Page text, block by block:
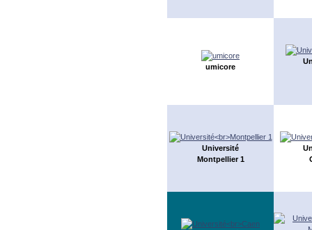
umicore
Université
Montpellier 1